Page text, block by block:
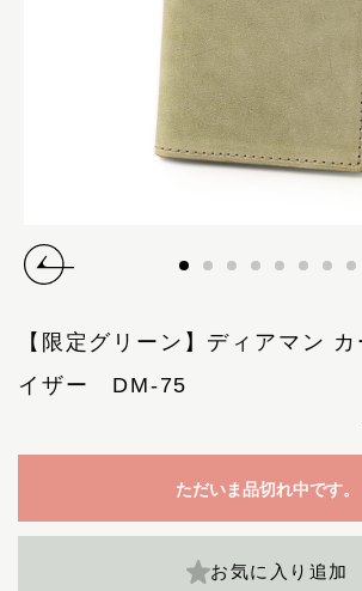
【限定グリーン】ディアマン
イザー DM-75
ただいま品切れ中です。
お気に入り追加